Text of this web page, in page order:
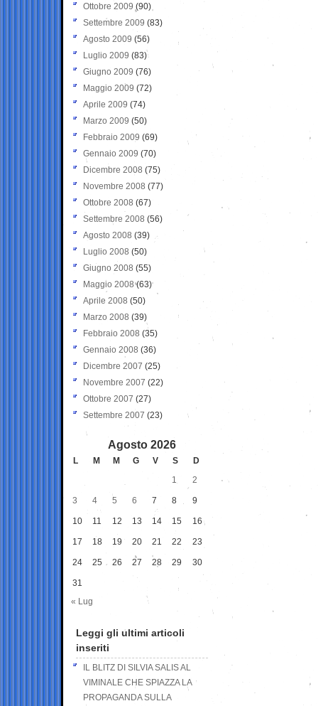
Ottobre 2009 (90)
Settembre 2009 (83)
Agosto 2009 (56)
Luglio 2009 (83)
Giugno 2009 (76)
Maggio 2009 (72)
Aprile 2009 (74)
Marzo 2009 (50)
Febbraio 2009 (69)
Gennaio 2009 (70)
Dicembre 2008 (75)
Novembre 2008 (77)
Ottobre 2008 (67)
Settembre 2008 (56)
Agosto 2008 (39)
Luglio 2008 (50)
Giugno 2008 (55)
Maggio 2008(63)
Aprile 2008 (50)
Marzo 2008 (39)
Febbraio 2008 (35)
Gennaio 2008 (36)
Dicembre 2007 (25)
Novembre 2007 (22)
Ottobre 2007 (27)
Settembre 2007 (23)
Agosto 2026
L M M G V S
D
1
2
3 4 5 6 7 8 9
10 11 12 13 14 15 16
17 18 19 20 21 22 23
24 25 26 27 28 29 30
31
« Lug
Leggi gli ultimi articoli
inseriti
IL BLITZ DI SILVIA SALIS AL
VIMINALE CHE SPIAZZA LA
PROPAGANDA SULLA